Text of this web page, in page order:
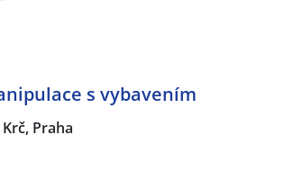
s vybavením
Krč, Praha